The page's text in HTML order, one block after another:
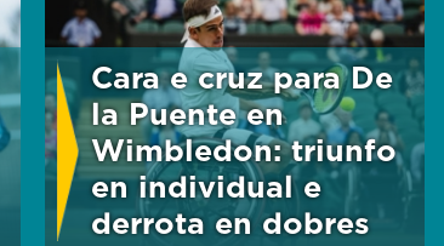
Cara e cruz para De
la Puente en
Wimbledon: triunfo
en individual e
derrota en dobres